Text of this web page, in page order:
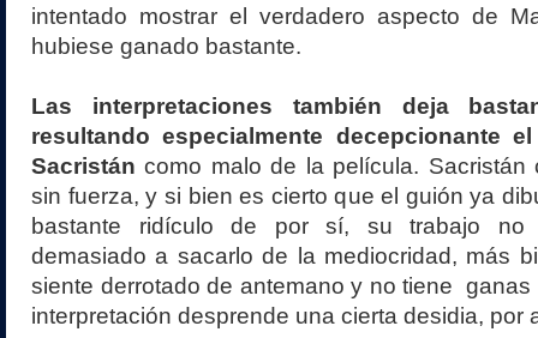
intentado mostrar el verdadero aspecto de
hubiese ganado bastante.
Las interpretaciones también deja
resultando especialmente decepcionante
Sacristáncomo malo de la película. Sacristán
sin fuerza, y si bien es cierto que el guión ya
bastante ridículo de por sí, su trabajo no
demasiado a sacarlo de la mediocridad, más
siente derrotado de antemano y no tiene ganas
interpretación desprende una cierta desidia, por